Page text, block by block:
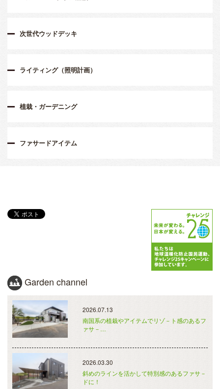
次世代ウッドデッキ
ライティング（照明計画）
植栽・ガーデニング
ファサードアイテム
Garden channel
2026.07.13
南国系の植栽やアイテムでリゾ－ト感のあるフ
ァサ－…
2026.03.30
斜めのラインを活かして特別感のあるファサ－
ドに！